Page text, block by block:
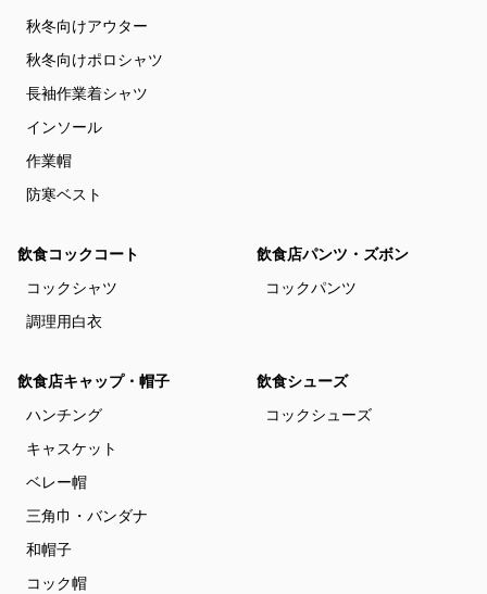
秋冬向けアウター
秋冬向けポロシャツ
長袖作業着シャツ
インソール
作業帽
防寒ベスト
飲食コックコート
コックシャツ
調理用白衣
飲食店パンツ・ズボン
コックパンツ
飲食店キャップ・帽子
ハンチング
キャスケット
ベレー帽
三角巾・バンダナ
和帽子
コック帽
飲食シューズ
コックシューズ